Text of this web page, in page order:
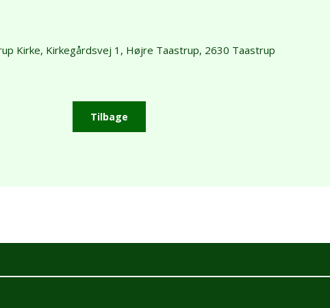
Kirke, Kirkegårdsvej 1, Højre Taastrup, 2630 Taastrup
Tilbage